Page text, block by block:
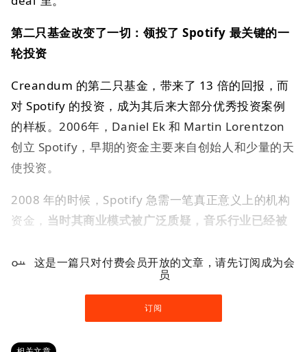
第二只基金改变了一切：领投了 Spotify 最关键的一
轮投资
Creandum 的第二只基金，带来了 13 倍的回报，而
对 Spotify 的投资，成为其后来大部分优秀投资案例
的样板。2006年，Daniel Ek 和 Martin Lorentzon
创立 Spotify，早期的资金主要来自创始人和少量的天
使投资。
2008 年的时候，Spotify 急需一笔真正意义上的机构
资金， 当时其商业模式被广泛质疑，音乐行业已经被
这是一篇只对付费会员开放的文章，请先订阅成为会
员
订阅